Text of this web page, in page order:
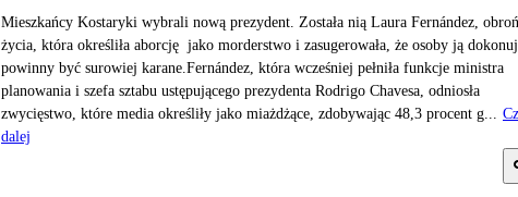
Mieszkańcy Kostaryki wybrali nową prezydent. Została nią Laura Fernández,
życia, która określiła aborcję jako morderstwo i zasugerowała, że osoby ją
powinny być surowiej karane.Fernández, która wcześniej pełniła funkcje ministra
planowania i szefa sztabu ustępującego prezydenta Rodrigo Chavesa, odniosła
zwycięstwo, które media określiły jako miażdżące, zdobywając 48,3 procent g...
dalej